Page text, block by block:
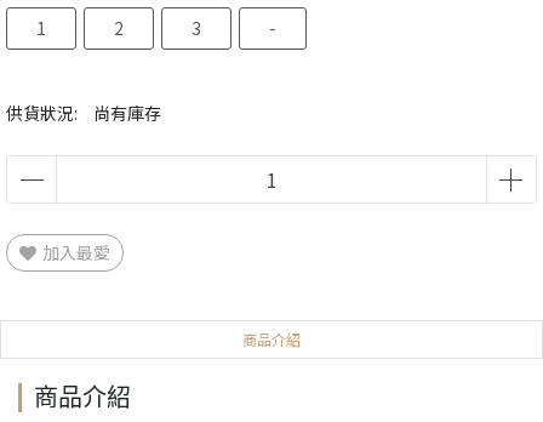
供貨狀況: 尚有庫存
1
2 3 -
加入最愛
商品介紹
商品介紹